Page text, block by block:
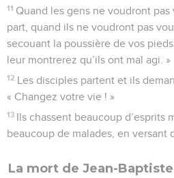
11 Quand les gens ne voudront
part, quand ils ne voudront pas
secouant la poussière de vos
leur montrerez qu’ils ont mal agi. »
12 Les disciples partent et ils
« Changez votre vie ! »
13 Ils chassent beaucoup d’esprits
beaucoup de malades, en versant
La mort de Jean-Baptiste